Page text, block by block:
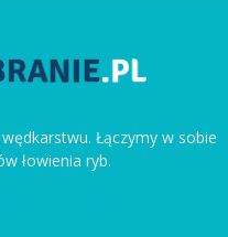
Łączymy w sobie
łowienia ryb.